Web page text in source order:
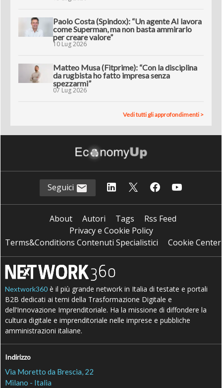
Paolo Costa (Spindox): “Un agente AI lavora
come Superman, ma non basta ammirarlo
per creare valore”
10 Lug 2026
Matteo Musa (Fitprime): “Con la disciplina
da rugbista ho fatto impresa senza
spezzarmi”
07 Lug 2026
Vedi tutti gli approfondimenti >
Seguici
About Autori Tags
Rss Feed
Privacy e Cookie Policy
Terms&Conditions Contenuti Specialistici
Cookie Center
Nextwork360 è il più grande network in Italia di testate e portali
B2B dedicati ai temi della Trasformazione Digitale e
dell’Innovazione Imprenditoriale. Ha la missione di diffondere la
cultura digitale e imprenditoriale nelle imprese e pubbliche
amministrazioni italiane.
Indirizzo
Via Moretto da Brescia, 22
Milano - Italia